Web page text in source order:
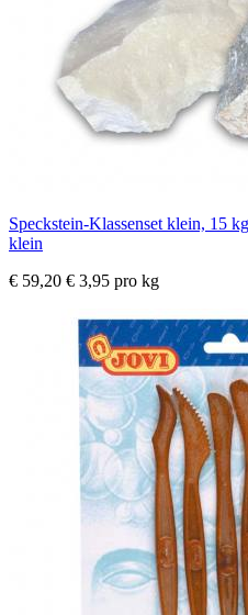
Speckstein-Klassenset klein, 15
klein
€ 59,20 € 3,95 pro kg